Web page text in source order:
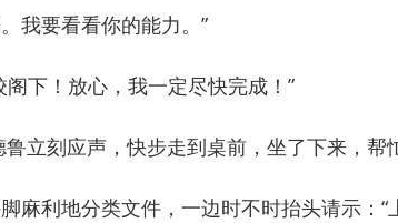
我要看看你的能力。”
下！放心，我一定尽快完成！”
刻应声，快步走到桌前，坐了下来，帮
利地分类文件，一边时不时抬头请示：“